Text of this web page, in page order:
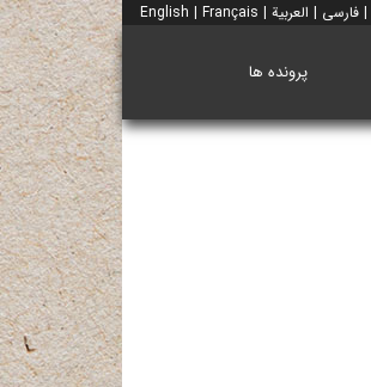
| فارسی | العربية |
English | Français
پرونده ها